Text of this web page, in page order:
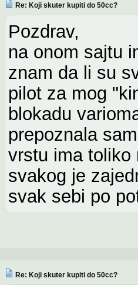
Re: Koji skuter kupiti do 50cc?
Pozdrav,
na onom sajtu
znam da li su
pilot za mog
blokadu
prepoznala
vrstu ima toliko
svakog je
svak sebi po
Re: Koji skuter kupiti do 50cc?